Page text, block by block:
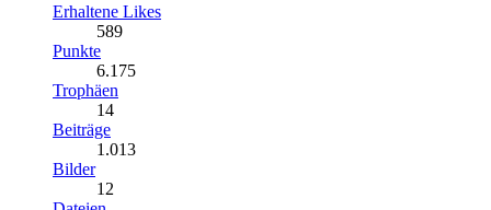
Erhaltene Likes
589
Punkte
6.175
Trophäen
14
Beiträge
1.013
Bilder
12